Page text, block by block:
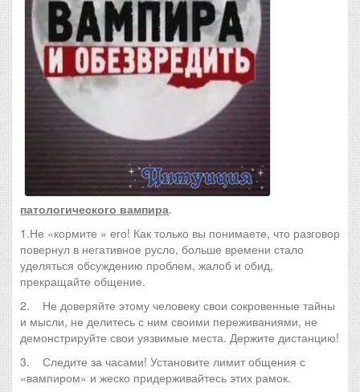
патологического вампира.
1.Не «кормите » его! Как только вы понимаете, что разговор
повернул в негативное русло, больше времени стало
уделяться обсуждению проблем, жалоб и обид,
прекращайте общение.
2. Не доверяйте этому человеку свои сокровенные тайны
и мысли, не делитесь с ним своими переживаниями, не
демонстрируйте свои уязвимые места. Держите дистанцию!
3. Следите за часами! Установите лимит общения с
«вампиром» и жеско придерживайтесь этих рамок.